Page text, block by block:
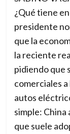
¿Qué tiene
presidente
que la
la reciente
pidiendo que
comerciales
autos
simple:
que suele